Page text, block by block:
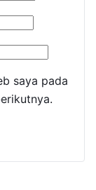
saya pada